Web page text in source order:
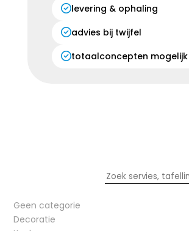
levering & ophaling
advies bij twijfel
totaalconcepten mogelijk
Geen categorie
Decoratie